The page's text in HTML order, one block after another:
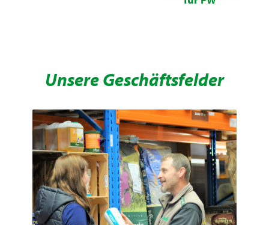
Unsere Geschäftsfelder